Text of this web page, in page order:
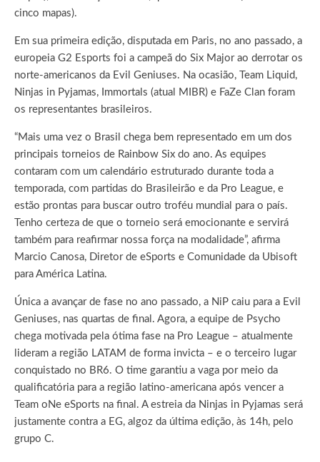
cinco mapas).
Em sua primeira edição, disputada em Paris, no ano passado, a
europeia G2 Esports foi a campeã do Six Major ao derrotar os
norte-americanos da Evil Geniuses. Na ocasião, Team Liquid,
Ninjas in Pyjamas, Immortals (atual MIBR) e FaZe Clan foram
os representantes brasileiros.
“Mais uma vez o Brasil chega bem representado em um dos
principais torneios de Rainbow Six do ano. As equipes
contaram com um calendário estruturado durante toda a
temporada, com partidas do Brasileirão e da Pro League, e
estão prontas para buscar outro troféu mundial para o país.
Tenho certeza de que o torneio será emocionante e servirá
também para reafirmar nossa força na modalidade”, afirma
Marcio Canosa, Diretor de eSports e Comunidade da Ubisoft
para América Latina.
Única a avançar de fase no ano passado, a NiP caiu para a Evil
Geniuses, nas quartas de final. Agora, a equipe de Psycho
chega motivada pela ótima fase na Pro League – atualmente
lideram a região LATAM de forma invicta – e o terceiro lugar
conquistado no BR6. O time garantiu a vaga por meio da
qualificatória para a região latino-americana após vencer a
Team oNe eSports na final. A estreia da Ninjas in Pyjamas será
justamente contra a EG, algoz da última edição, às 14h, pelo
grupo C.